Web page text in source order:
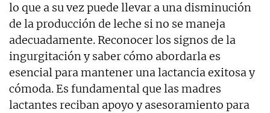
lo que a su vez puede llevar a una disminución
de la producción de leche si no se maneja
adecuadamente. Reconocer los signos de la
ingurgitación y saber cómo abordarla es
esencial para mantener una lactancia exitosa y
cómoda. Es fundamental que las madres
lactantes reciban apoyo y asesoramiento para